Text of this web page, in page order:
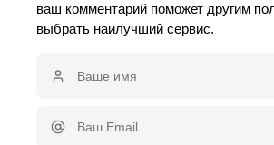
ваш комментарий поможет другим
выбрать наилучший сервис.